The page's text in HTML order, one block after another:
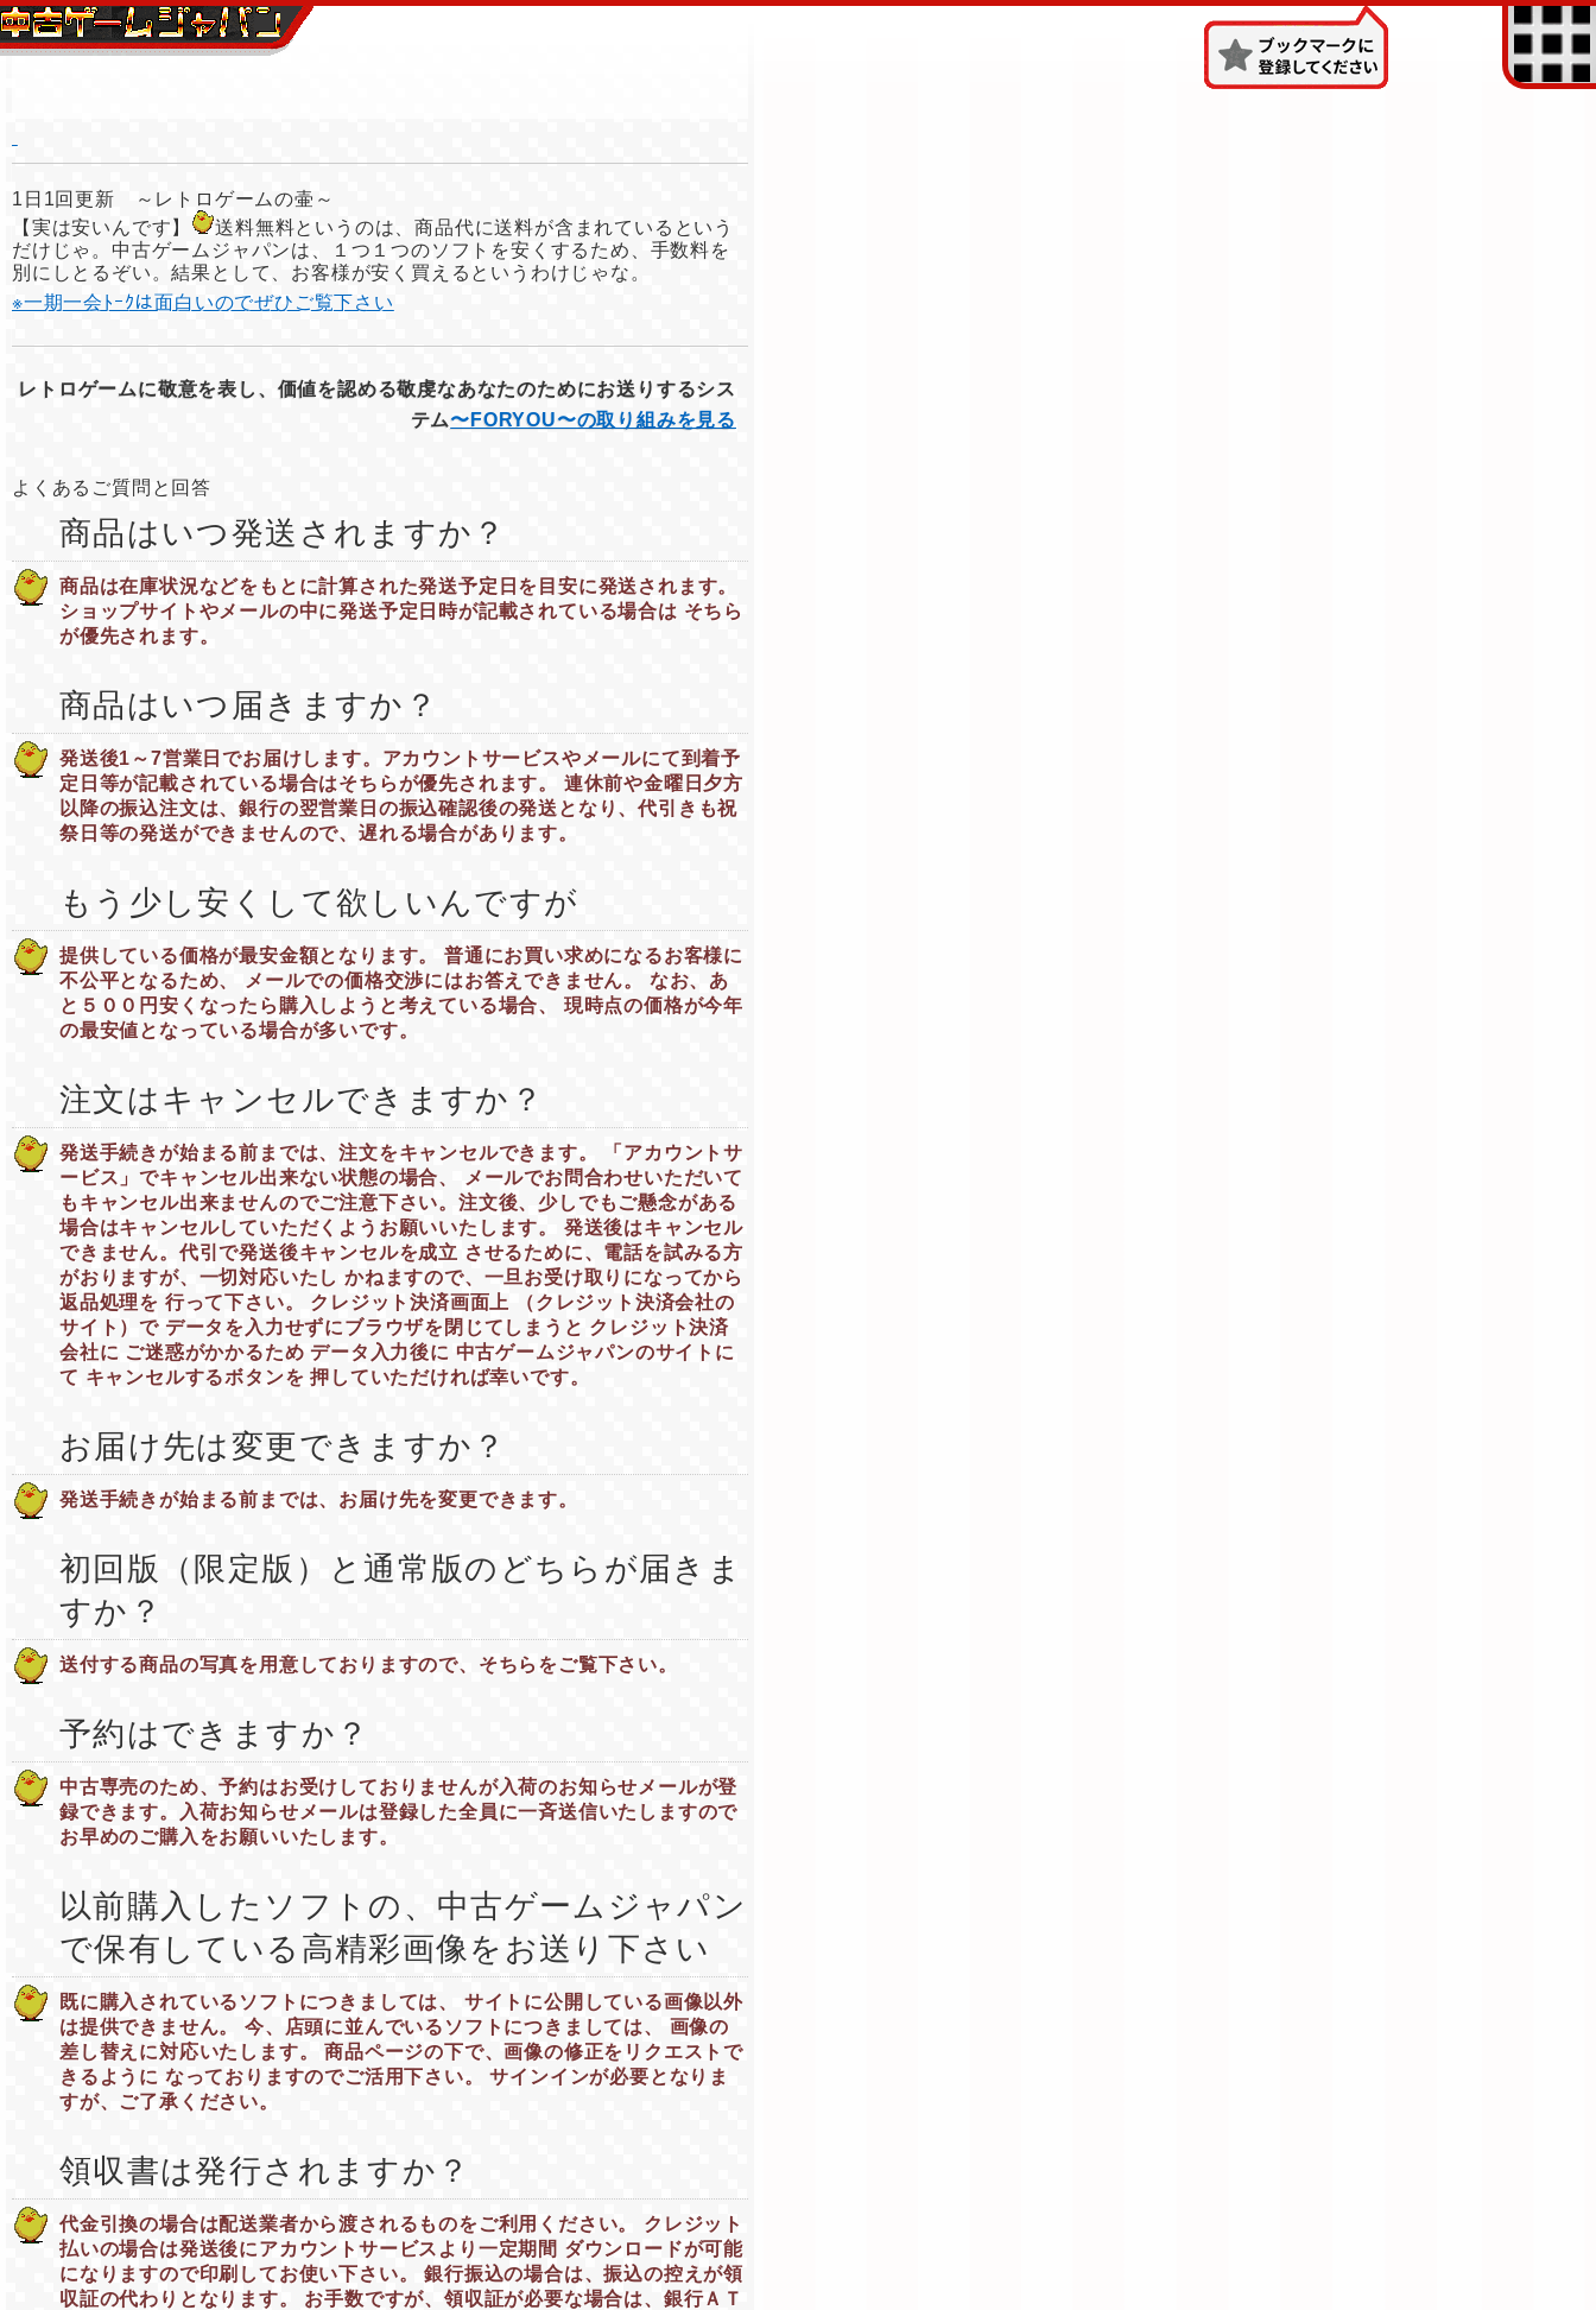
1日1回更新 ～レトロゲームの壷～
【実は安いんです】
送料無料というのは、商品代に送料が含まれているという
だけじゃ。中古ゲームジャパンは、１つ１つのソフトを安くするため、手数料を
別にしとるぞい。結果として、お客様が安く買えるというわけじゃな。
※一期一会ﾄｰｸは面白いのでぜひご覧下さい
レトロゲームに敬意を表し、価値を認める敬虔なあなたのためにお送りするシス
テム〜FORYOU〜の取り組みを見る
よくあるご質問と回答
商品はいつ発送されますか？
商品は在庫状況などをもとに計算された発送予定日を目安に発送されます。
ショップサイトやメールの中に発送予定日時が記載されている場合は そちら
が優先されます。
商品はいつ届きますか？
発送後1～7営業日でお届けします。アカウントサービスやメールにて到着予
定日等が記載されている場合はそちらが優先されます。 連休前や金曜日夕方
以降の振込注文は、銀行の翌営業日の振込確認後の発送となり、代引きも祝
祭日等の発送ができませんので、遅れる場合があります。
もう少し安くして欲しいんですが
提供している価格が最安金額となります。 普通にお買い求めになるお客様に
不公平となるため、 メールでの価格交渉にはお答えできません。 なお、あ
と５００円安くなったら購入しようと考えている場合、 現時点の価格が今年
の最安値となっている場合が多いです。
注文はキャンセルできますか？
発送手続きが始まる前までは、注文をキャンセルできます。 「アカウントサ
ービス」でキャンセル出来ない状態の場合、 メールでお問合わせいただいて
もキャンセル出来ませんのでご注意下さい。注文後、少しでもご懸念がある
場合はキャンセルしていただくようお願いいたします。 発送後はキャンセル
できません。代引で発送後キャンセルを成立 させるために、電話を試みる方
がおりますが、一切対応いたし かねますので、一旦お受け取りになってから
返品処理を 行って下さい。 クレジット決済画面上 （クレジット決済会社の
サイト）で データを入力せずにブラウザを閉じてしまうと クレジット決済
会社に ご迷惑がかかるため データ入力後に 中古ゲームジャパンのサイトに
て キャンセルするボタンを 押していただければ幸いです。
お届け先は変更できますか？
発送手続きが始まる前までは、お届け先を変更できます。
初回版（限定版）と通常版のどちらが届きま
すか？
送付する商品の写真を用意しておりますので、そちらをご覧下さい。
予約はできますか？
中古専売のため、予約はお受けしておりませんが入荷のお知らせメールが登
録できます。入荷お知らせメールは登録した全員に一斉送信いたしますので
お早めのご購入をお願いいたします。
以前購入したソフトの、中古ゲームジャパン
で保有している高精彩画像をお送り下さい
既に購入されているソフトにつきましては、 サイトに公開している画像以外
は提供できません。 今、店頭に並んでいるソフトにつきましては、 画像の
差し替えに対応いたします。 商品ページの下で、画像の修正をリクエストで
きるように なっておりますのでご活用下さい。 サインインが必要となりま
すが、ご了承ください。
領収書は発行されますか？
代金引換の場合は配送業者から渡されるものをご利用ください。 クレジット
払いの場合は発送後にアカウントサービスより一定期間 ダウンロードが可能
になりますので印刷してお使い下さい。 銀行振込の場合は、振込の控えが領
収証の代わりとなります。 お手数ですが、領収証が必要な場合は、銀行ＡＴ